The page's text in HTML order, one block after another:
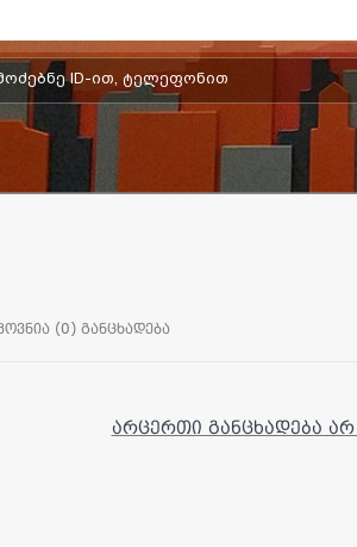
form
(0) განცხადება
არცერთი განცხადება